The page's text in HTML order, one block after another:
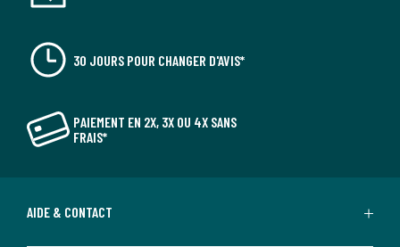
30 JOURS POUR CHANGER D'AVIS*
PAIEMENT EN 2X, 3X OU 4X SANS
FRAIS*
AIDE & CONTACT